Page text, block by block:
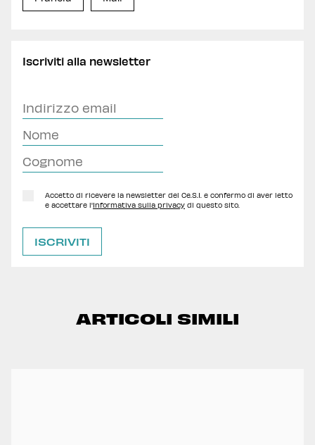
Iscriviti alla newsletter
Accetto di ricevere la newsletter del Ce.S.I. e confermo di aver letto
e accettare l'Informativa sulla privacy di questo sito.
ARTICOLI SIMILI